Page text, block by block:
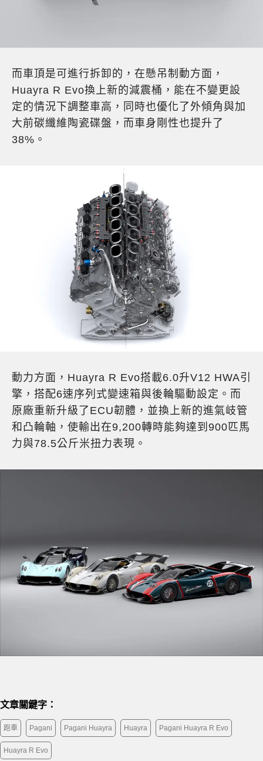
而車頂是可進行拆卸的，在懸吊制動方面，
Huayra R Evo換上新的減震桶，能在不變更設
定的情況下調整車高，同時也優化了外傾角與加
大前碳纖維陶瓷碟盤，而車身剛性也提升了
38%。
動力方面，Huayra R Evo搭載6.0升V12 HWA引
擎，搭配6速序列式變速箱與後輪驅動設定。而
原廠重新升級了ECU韌體，並換上新的進氣岐管
和凸輪軸，使輸出在9,200轉時能夠達到900匹馬
力與78.5公斤米扭力表現。
文章關鍵字：
跑車 Pagani Pagani Huayra Huayra Pagani Huayra R Evo
Huayra R Evo